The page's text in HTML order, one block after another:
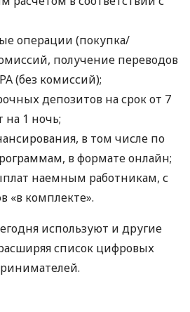
операции (покупка/
получение переводов
(без комиссий);
депозитов на срок от 7
на 1 ночь;
в том числе по
в формате онлайн;
наемным работникам, с
«в комплекте».
используют и другие
список цифровых